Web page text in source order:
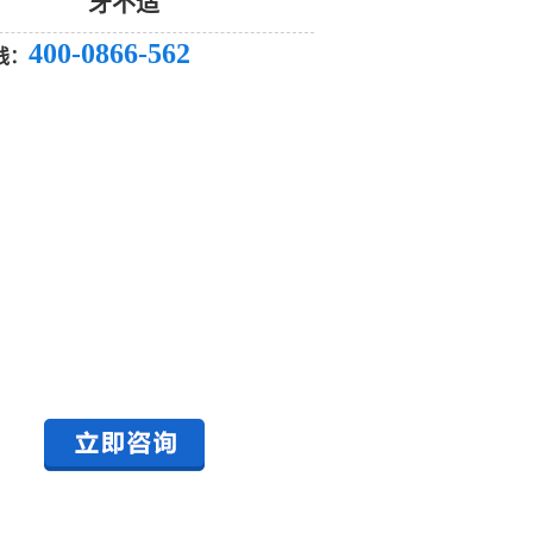
400-0866-562